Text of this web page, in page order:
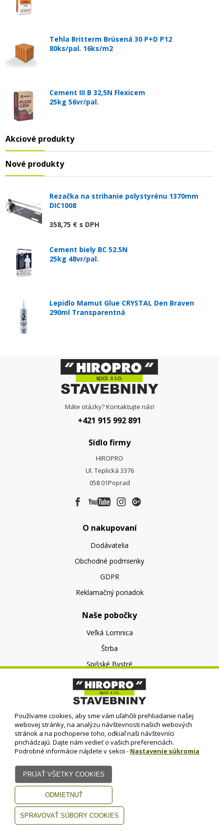
Tehla Britterm Brúsená 30 P+D P12
80ks/pal. 16ks/m2
Cement III B 32,5N Flexicem
25kg 56vr/pal.
Akciové produkty
Nové produkty
Rezačka na strihanie polystyrénu 1370mm
DIC1008
358,75 € s DPH
Cement biely BC 52.5N
25kg 48vr/pal.
Lepidlo Mamut Glue CRYSTAL Den Braven
290ml Transparentná
Máte otázky? Kontaktujte nás!
+421 915 992 891
Sídlo firmy
HIROPRO
Ul. Teplická 3376
058 01Poprad
O nakupovaní
Dodávatelia
Obchodné podmienky
GDPR
Reklamačný poriadok
Naše pobočky
Veľká Lomnica
Štrba
Spišské Bystré
O nás
O spoločnosti
Kontakt
© HIROPRO, spol. s r.o.
Všetky práva vyhradené
Používame cookies, aby sme vám uľahčili prehliadanie našej
webovej stránky, na analýzu návštevnosti našich webových
stránok a na pochopenie toho, odkiaľ naši návštevníci
prichádzajú. Dajte nám vedieť o vašich preferenciách.
Podrobné informácie nájdete v sekcii - Nastavenie súkromia
Potrebujete pomoc?